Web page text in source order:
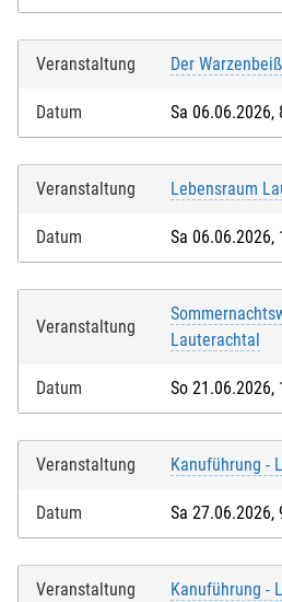
Veranstaltung Der
Datum Sa 06.06.2026,
Veranstaltung Lebensraum
Datum Sa 06.06.2026,
Veranstaltung
Lauterachtal
Datum So 21.06.2026,
Veranstaltung Kanuführung -
Datum Sa 27.06.2026,
Veranstaltung Kanuführung -